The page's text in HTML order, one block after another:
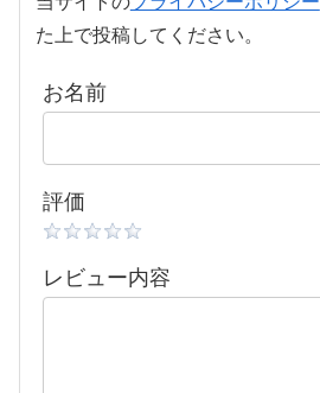
た上で投稿してください。
お名前
評価
レビュー内容